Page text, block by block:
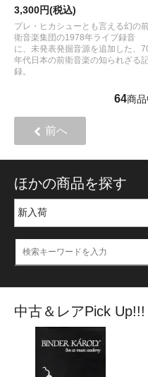
3,300円(税込)
プレ・ヒカシューとも言える幻の
衛音楽集団の1978年ライブ録音
に、未発表発掘音源を追加した、
年代日本の前衛音楽の知られざる
録。
64商品
前へ
ほかの商品を探す
中古＆レアPick Up!!!